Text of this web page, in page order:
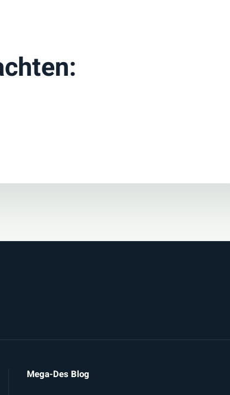
Mega-Des Blog